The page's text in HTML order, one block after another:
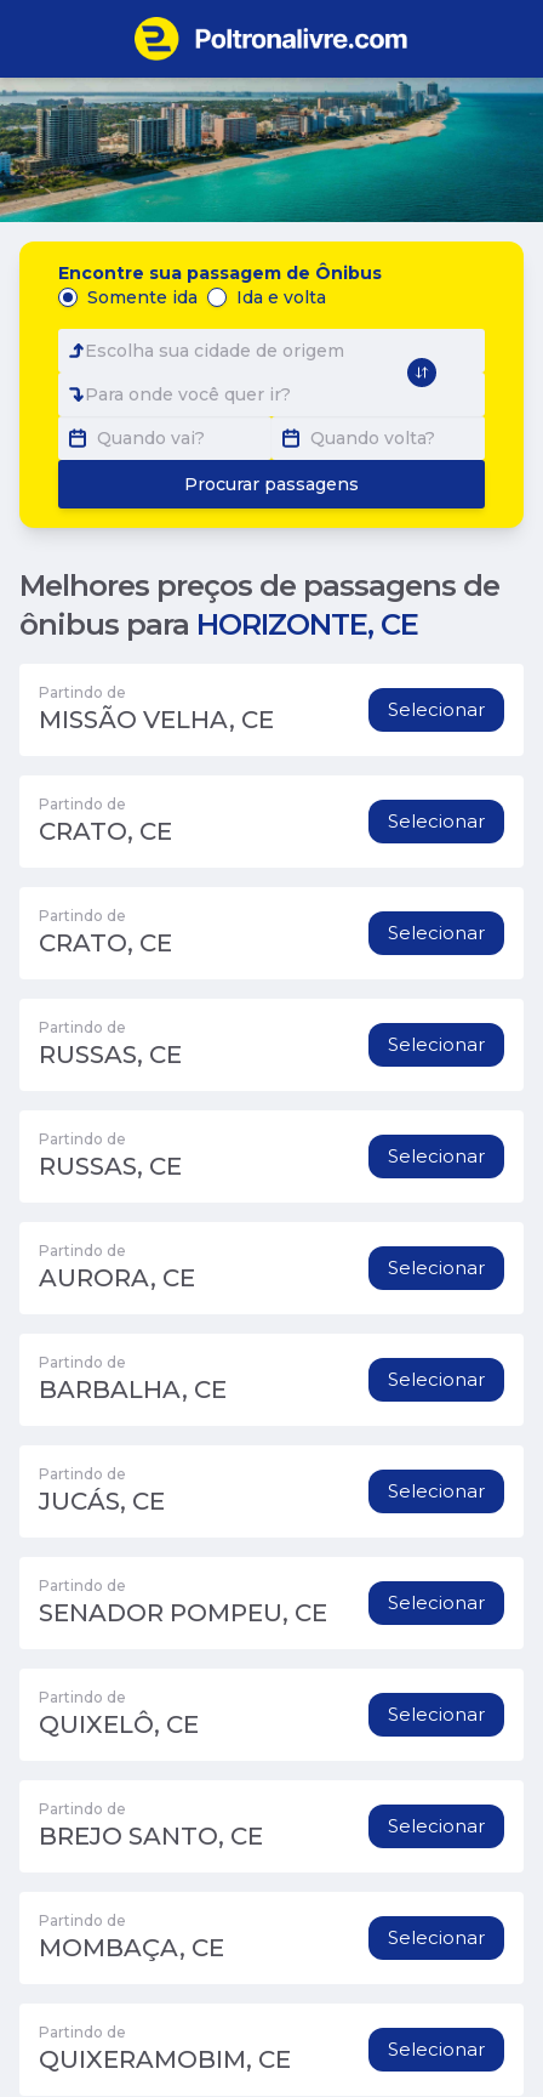
Encontre sua passagem de Ônibus
Somente ida
Ida e volta
Escolha sua cidade de origem
Para onde você quer ir?
Quando vai?
Quando volta?
Procurar passagens
Melhores preços de passagens de
ônibus para HORIZONTE, CE
Partindo de
MISSÃO VELHA, CE Selecionar
Partindo de
CRATO, CE Selecionar
Partindo de
CRATO, CE Selecionar
Partindo de
RUSSAS, CE Selecionar
Partindo de
RUSSAS, CE Selecionar
Partindo de
AURORA, CE Selecionar
Partindo de
BARBALHA, CE Selecionar
Partindo de
JUCÁS, CE Selecionar
Partindo de
SENADOR POMPEU, CE Selecionar
Partindo de
QUIXELÔ, CE Selecionar
Partindo de
BREJO SANTO, CE Selecionar
Partindo de
MOMBAÇA, CE Selecionar
Partindo de
QUIXERAMOBIM, CE Selecionar